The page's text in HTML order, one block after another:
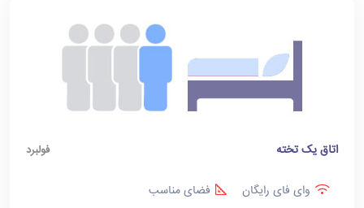
اتاق یک تخته فولبرد
وای فای رایگان
فضای مناسب